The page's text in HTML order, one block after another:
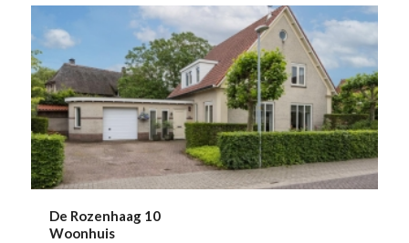
De Rozenhaag 10
Woonhuis